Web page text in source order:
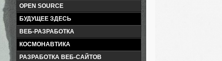
OPEN SOURCE
БУДУЩЕЕ ЗДЕСЬ
ВЕБ-РАЗРАБОТКА
КОСМОНАВТИКА
РАЗРАБОТКА ВЕБ-САЙТОВ